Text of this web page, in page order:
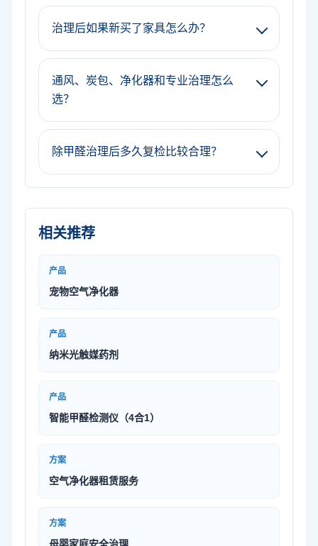
治理后如果新买了家具怎么办？
通风、炭包、净化器和专业治理怎么
选？
除甲醛治理后多久复检比较合理？
相关推荐
产品
宠物空气净化器
产品
纳米光触媒药剂
产品
智能甲醛检测仪（4合1）
方案
空气净化器租赁服务
方案